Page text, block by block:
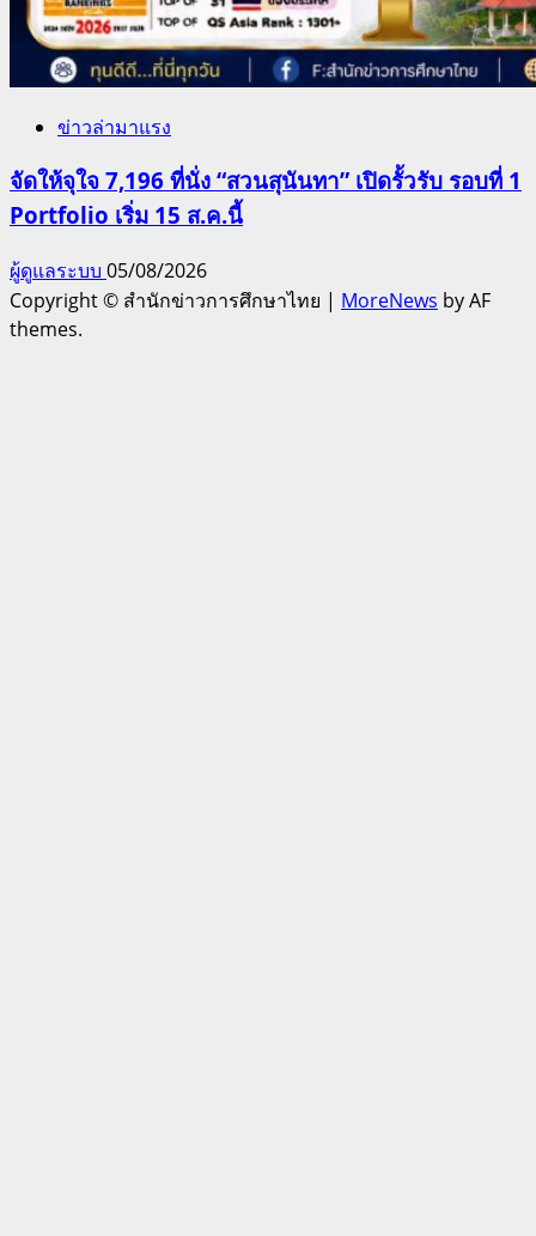
ข่าวล่ามาแรง
จัดให้จุใจ 7,196 ที่นั่ง “สวนสุนันทา” เปิดรั้วรับ รอบที่ 1
Portfolio เริ่ม 15 ส.ค.นี้
ผู้ดูแลระบบ 05/08/2026
Copyright © สำนักข่าวการศึกษาไทย | MoreNews by AF
themes.